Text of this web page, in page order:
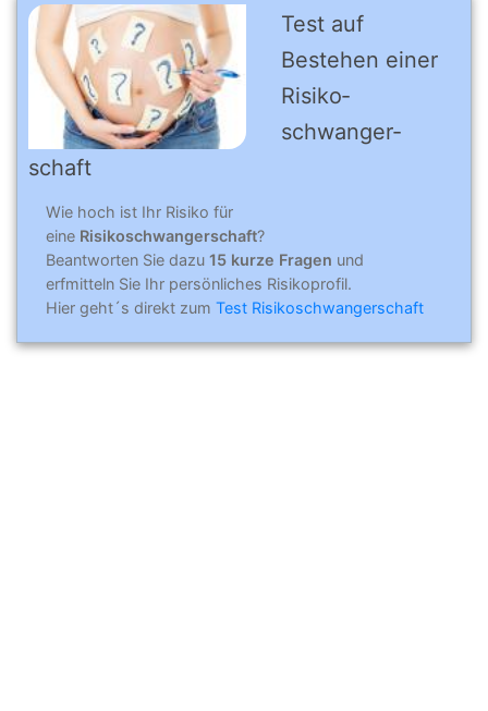
Test auf
Bestehen einer
Risiko­
schwanger­
schaft
Wie hoch ist Ihr Risiko für
eine Risikoschwangerschaft?
Beantworten Sie dazu 15 kurze Fragen und
erfmitteln Sie Ihr persönliches Risikoprofil.
Hier geht´s direkt zum Test Risikoschwangerschaft